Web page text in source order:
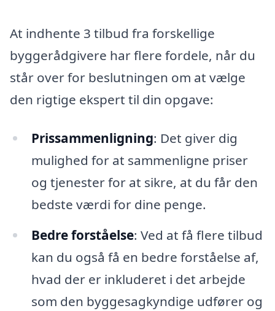
At indhente 3 tilbud fra forskellige
byggerådgivere har flere fordele, når du
står over for beslutningen om at vælge
den rigtige ekspert til din opgave:
Prissammenligning: Det giver dig
mulighed for at sammenligne priser
og tjenester for at sikre, at du får den
bedste værdi for dine penge.
Bedre forståelse: Ved at få flere tilbud
kan du også få en bedre forståelse af,
hvad der er inkluderet i det arbejde
som den byggesagkyndige udfører og